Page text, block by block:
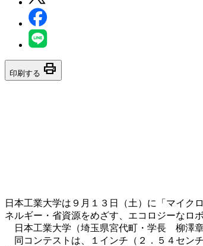
印刷する print
日本工業大学は９月１３日（土）に「マイク
ネルギー・省資源をめざす、エコロジーなロ
日本工業大学（埼玉県宮代町・学長 柳澤章
同コンテストは、１インチ（２．５４セン